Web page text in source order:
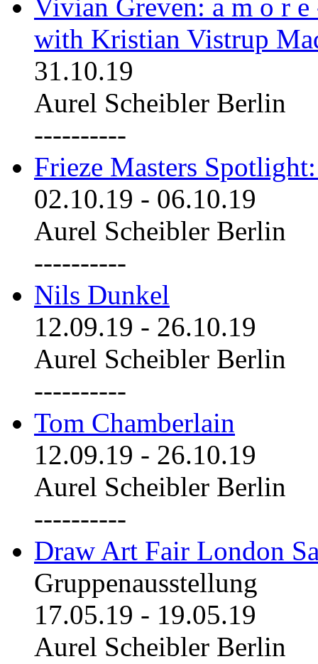
Vivian Greven: a m o r
with Kristian Vistrup
31.10.19
Aurel Scheibler Berlin
----------
Frieze Masters
02.10.19 - 06.10.19
Aurel Scheibler Berlin
----------
Nils Dunkel
12.09.19 - 26.10.19
Aurel Scheibler Berlin
----------
Tom Chamberlain
12.09.19 - 26.10.19
Aurel Scheibler Berlin
----------
Draw Art Fair London
Gruppenausstellung
17.05.19 - 19.05.19
Aurel Scheibler Berlin